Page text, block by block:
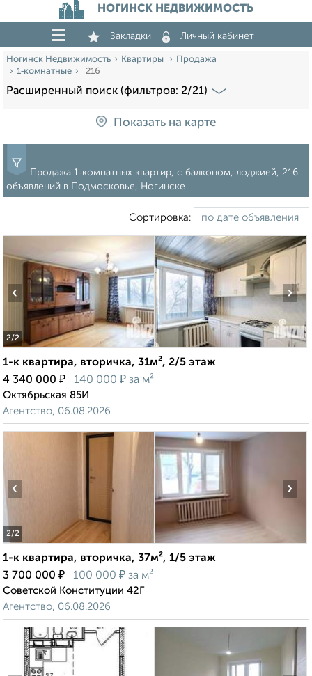
НОГИНСК НЕДВИЖИМОСТЬ
Закладки Личный кабинет
Ногинск Недвижимость Квартиры
Продажа
1‑комнатные
216
Расширенный поиск (фильтров: 2/21)
Показать на карте
Продажа 1‑комнатных квартир, с балконом, лоджией, 216
объявлений в Подмосковье, Ногинске
Сортировка:
2/2
‹ ›
1-к квартира, вторичка, 31м², 2/5 этаж
4 340 000 ₽ 140 000 ₽ за м²
Октябрьская 85И
Агентство, 06.08.2026
2/2
‹ ›
1-к квартира, вторичка, 37м², 1/5 этаж
3 700 000 ₽ 100 000 ₽ за м²
Советской Конституции 42Г
Агентство, 06.08.2026